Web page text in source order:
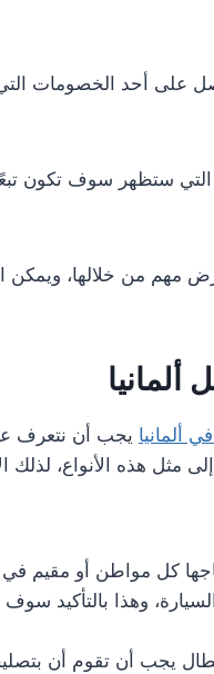
على أحد الخصومات
التي ستظهر سوف تكون
مهم من خلالها، ويمكن
ألمانيا
ألمانيا يجب أن نتعرف
مثل هذه الأنواع، لذلك
كل مواطن أو مقيم في
وهذا بالتأكيد
يجب أن تقوم أن